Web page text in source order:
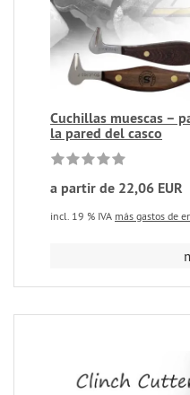
Cuchillas muescas –
la pared del casco
a partir de 22,06 EUR
incl. 19 % IVA más gastos de